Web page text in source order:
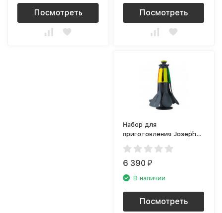
Посмотреть Посмотреть
Набор для
приготовления Joseph
Joseph Elevate Carousel
Multi 10118
6 390₽
В наличии
Посмотреть